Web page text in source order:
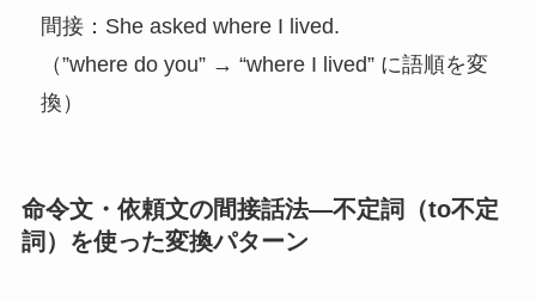
間接：She asked where I lived.
（”where do you” → “where I lived” に語順を変
換）
命令文・依頼文の間接話法—不定詞（to不定
詞）を使った変換パターン